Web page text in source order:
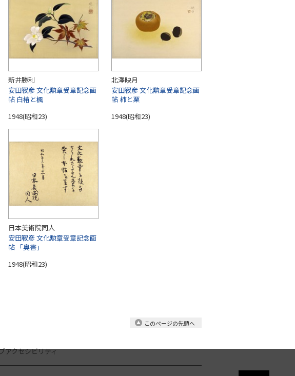
新井勝利
安田靫彦 文化勲章受章記念画
帖 白椿と楓
1948(昭和23)
北澤映月
安田靫彦 文化勲章受章記念画
帖 柿と栗
1948(昭和23)
日本美術院同人
安田靫彦 文化勲章受章記念画
帖 「奥書」
1948(昭和23)
このページの先頭へ
アクセシビリティ